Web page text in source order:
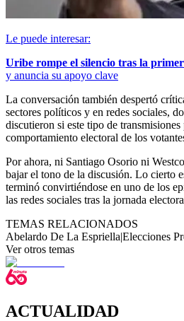
Le puede interesar:
Uribe rompe el silencio tras la
y anuncia su apoyo clave
La conversación también despertó
sectores políticos y en redes sociales,
discutieron si este tipo de
comportamiento electoral de los
Por ahora, ni Santiago Osorio ni
bajar el tono de la discusión. Lo cierto
terminó convirtiéndose en uno de los
las redes sociales tras la jornada
TEMAS RELACIONADOS
Abelardo De La Espriella|Elecciones
Ver otros temas
ACTUALIDAD